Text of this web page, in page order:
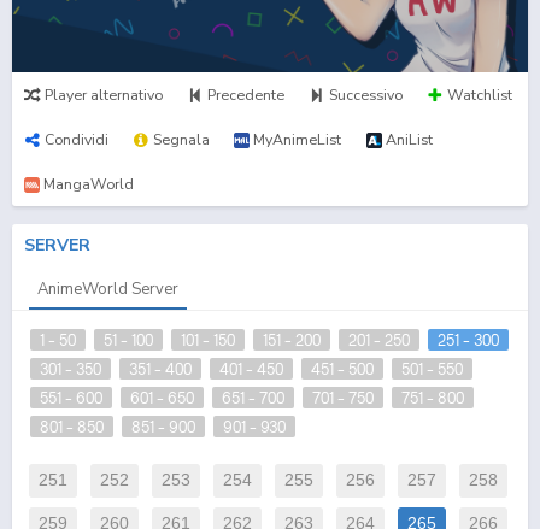
Player alternativo Precedente Successivo Watchlist
Condividi Segnala MyAnimeList AniList
MangaWorld
SERVER
AnimeWorld Server
1 - 50 51 - 100 101 - 150 151 - 200 201 - 250
251 - 300
301 - 350
351 - 400 401 - 450 451 - 500
501 - 550
551 - 600
601 - 650 651 - 700 701 - 750
751 - 800
801 - 850
851 - 900 901 - 930
251 252 253 254 255 256 257 258
259 260 261 262 263 264 265 266